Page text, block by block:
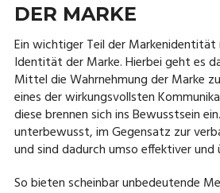
DER MARKE
Ein wichtiger Teil der Markenidentität
Identität der Marke. Hierbei geht es
Mittel die Wahrnehmung der Marke
eines der wirkungsvollsten
diese brennen sich ins Bewusstsein
unterbewusst, im Gegensatz zur
und sind dadurch umso effektiver und
So bieten scheinbar unbedeutende